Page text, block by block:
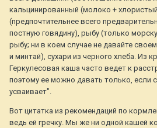
кальцинированный (молоко +
(предпочтительнее всего
постную говядину), рыбу (только
рыбу; ни в коем случае не давайте
и минтай), сухари из черного хлеба. Из
Геркулесовая каша часто ведет к
поэтому ее можно давать только, если
усваивает".
Вот цитатка из рекомендаций по
ведь ей гречку. Мы же ни одной кашей